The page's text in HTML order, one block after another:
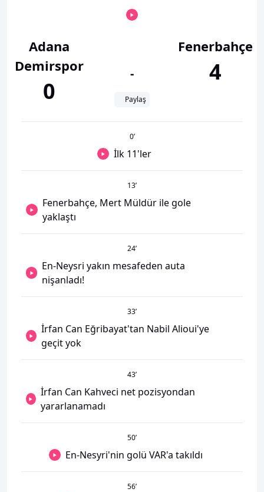
Adana
Demirspor
0
-
Paylaş
Fenerbahçe
4
0’
İlk 11'ler
13’
Fenerbahçe, Mert Müldür ile gole
yaklaştı
24’
En-Neysri yakın mesafeden auta
nişanladı!
33’
İrfan Can Eğribayat'tan Nabil Alioui'ye
geçit yok
43’
İrfan Can Kahveci net pozisyondan
yararlanamadı
50’
En-Nesyri'nin golü VAR'a takıldı
56’